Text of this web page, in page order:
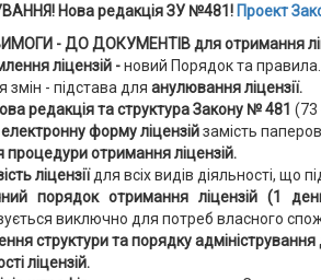
Нова редакція ЗУ №481! Проект
- ДО ДОКУМЕНТІВдля отримання
ліцензій -новий Порядок та правила.
змін - підстава для анулювання ліцензії.
редакція та структура Закону № 481 (73
електронну форму ліцензійзамість
отримання ліцензій.
ліцензіїдля всіх видів діяльності, що
порядок отримання ліцензій (1
виключно для потреб власного
структури та порядку адміністрування
ліцензій.